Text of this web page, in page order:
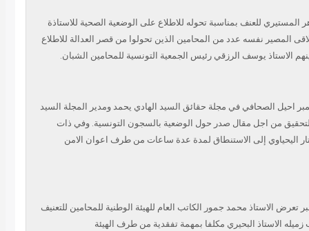
المستيري للعنف بمناسبة تحوله للاطلاع على الوضعية الصحية للاستاذة
المصير نفسه عدد من المحامين الذين تحولوا من قصر العدالة للاطلاع
الاستاذ يوسف الرزقي رئيس الجمعية التونسية للمحامين الشبان.
السيد الهادي يحمد ومدير المجلة السيد
من اجل مقال صدر حول الوضعية بالسجون التونسية. وفي ذات
اليحياوي إلى الاستنطاق لمدة عدة ساعات من طرف اعوان الامن
تعرض الاستاذ محمد جمور الكاتب العام للهيئة الوطنية للمحامين للتعنيف
الاستاذ البحيري مكلفا بمهمة تفقدية من طرف الهيئة